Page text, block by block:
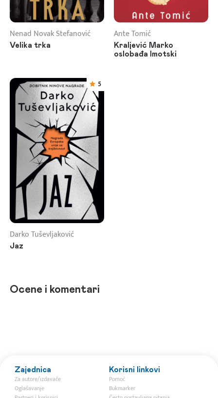
Nenad Novak Stefanović
Velika trka
Ante Tomić
Kraljević Marko
oslobađa Imotski
5
Darko Tuševljaković
Jaz
Ocene i komentari
Zajednica
Za autore/izdavače
Oglašavanje
Korisni linkovi
Pomoć
Bukmarker